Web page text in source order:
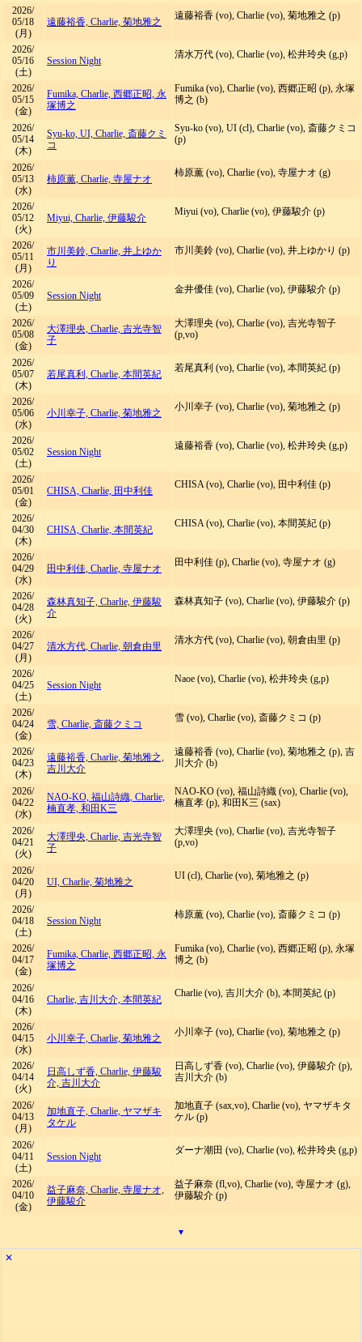
2026/
05/18
(月)
遠藤裕香, Charlie, 菊地雅之
遠藤裕香 (vo), Charlie (vo), 菊地雅之 (p)
2026/
05/16
(土)
Session Night
清水万代 (vo), Charlie (vo), 松井玲央 (g,p)
2026/
05/15
(金)
Fumika, Charlie, 西郷正昭, 永
塚博之
Fumika (vo), Charlie (vo), 西郷正昭 (p), 永塚
博之 (b)
2026/
05/14
(木)
Syu-ko, UI, Charlie, 斎藤クミ
コ
Syu-ko (vo), UI (cl), Charlie (vo), 斎藤クミコ
(p)
2026/
05/13
(水)
柿原薫, Charlie, 寺屋ナオ
柿原薫 (vo), Charlie (vo), 寺屋ナオ (g)
2026/
05/12
(火)
Miyui, Charlie, 伊藤駿介
Miyui (vo), Charlie (vo), 伊藤駿介 (p)
2026/
05/11
(月)
市川美鈴, Charlie, 井上ゆか
り
市川美鈴 (vo), Charlie (vo), 井上ゆかり (p)
2026/
05/09
(土)
Session Night
金井優佳 (vo), Charlie (vo), 伊藤駿介 (p)
2026/
05/08
(金)
大澤理央, Charlie, 吉光寺智
子
大澤理央 (vo), Charlie (vo), 吉光寺智子
(p,vo)
2026/
05/07
(木)
若尾真利, Charlie, 本間英紀
若尾真利 (vo), Charlie (vo), 本間英紀 (p)
2026/
05/06
(水)
小川幸子, Charlie, 菊地雅之
小川幸子 (vo), Charlie (vo), 菊地雅之 (p)
2026/
05/02
(土)
Session Night
遠藤裕香 (vo), Charlie (vo), 松井玲央 (g,p)
2026/
05/01
(金)
CHISA, Charlie, 田中利佳
CHISA (vo), Charlie (vo), 田中利佳 (p)
2026/
04/30
(木)
CHISA, Charlie, 本間英紀
CHISA (vo), Charlie (vo), 本間英紀 (p)
2026/
04/29
(水)
田中利佳, Charlie, 寺屋ナオ
田中利佳 (p), Charlie (vo), 寺屋ナオ (g)
2026/
04/28
(火)
森林真知子, Charlie, 伊藤駿
介
森林真知子 (vo), Charlie (vo), 伊藤駿介 (p)
2026/
04/27
(月)
清水方代, Charlie, 朝倉由里
清水方代 (vo), Charlie (vo), 朝倉由里 (p)
2026/
04/25
(土)
Session Night
Naoe (vo), Charlie (vo), 松井玲央 (g,p)
2026/
04/24
(金)
雪, Charlie, 斎藤クミコ
雪 (vo), Charlie (vo), 斎藤クミコ (p)
2026/
04/23
(木)
遠藤裕香, Charlie, 菊地雅之,
吉川大介
遠藤裕香 (vo), Charlie (vo), 菊地雅之 (p), 吉
川大介 (b)
2026/
04/22
(水)
NAO-KO, 福山詩織, Charlie,
楠直孝, 和田K三
NAO-KO (vo), 福山詩織 (vo), Charlie (vo),
楠直孝 (p), 和田K三 (sax)
2026/
04/21
(火)
大澤理央, Charlie, 吉光寺智
子
大澤理央 (vo), Charlie (vo), 吉光寺智子
(p,vo)
2026/
04/20
(月)
UI, Charlie, 菊地雅之
UI (cl), Charlie (vo), 菊地雅之 (p)
2026/
04/18
(土)
Session Night
柿原薫 (vo), Charlie (vo), 斎藤クミコ (p)
2026/
04/17
(金)
Fumika, Charlie, 西郷正昭, 永
塚博之
Fumika (vo), Charlie (vo), 西郷正昭 (p), 永塚
博之 (b)
2026/
04/16
(木)
Charlie, 吉川大介, 本間英紀
Charlie (vo), 吉川大介 (b), 本間英紀 (p)
2026/
04/15
(水)
小川幸子, Charlie, 菊地雅之
小川幸子 (vo), Charlie (vo), 菊地雅之 (p)
2026/
04/14
(火)
日高しず香, Charlie, 伊藤駿
介, 吉川大介
日高しず香 (vo), Charlie (vo), 伊藤駿介 (p),
吉川大介 (b)
2026/
04/13
(月)
加地直子, Charlie, ヤマザキ
タケル
加地直子 (sax,vo), Charlie (vo), ヤマザキタ
ケル (p)
2026/
04/11
(土)
Session Night
ダーナ潮田 (vo), Charlie (vo), 松井玲央 (g,p)
2026/
04/10
(金)
益子麻奈, Charlie, 寺屋ナオ,
伊藤駿介
益子麻奈 (fl,vo), Charlie (vo), 寺屋ナオ (g),
伊藤駿介 (p)
▾
✕